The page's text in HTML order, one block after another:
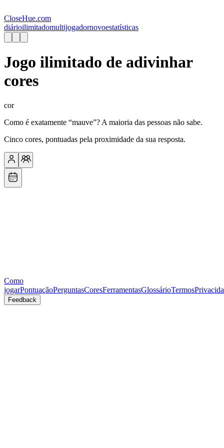
CloseHue.com
diárioilimitadomultijogadornovoestatísticas
Jogo ilimitado de adivinhar
cores
cor
Como é exatamente “mauve”? A maioria das pessoas não sabe.
Cinco cores, pontuadas pela proximidade da sua resposta.
Como
jogarPontuaçãoPerguntasCoresFerramentasGlossárioTermos
Feedback